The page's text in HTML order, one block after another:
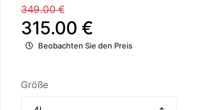
349.00 €
315.00 €
Beobachten Sie den Preis
Größe